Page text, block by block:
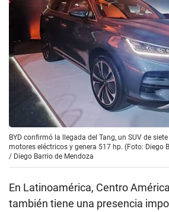
BYD confirmó la llegada del Tang, un SUV de
motores eléctricos y genera 517 hp. (Foto: Diego
/ Diego Barrio de Mendoza
En Latinoamérica, Centro
también tiene una presencia